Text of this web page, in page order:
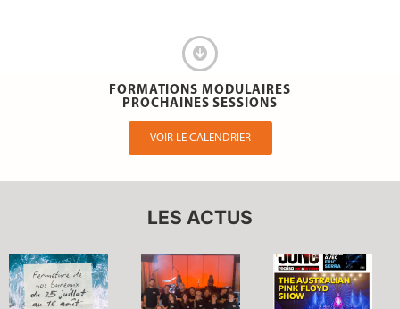
FORMATIONS MODULAIRES
PROCHAINES SESSIONS
VOIR LE CALENDRIER
LES ACTUS